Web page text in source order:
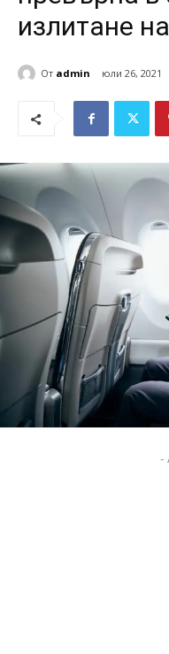
излитане
От admin юли 26, 2021
-